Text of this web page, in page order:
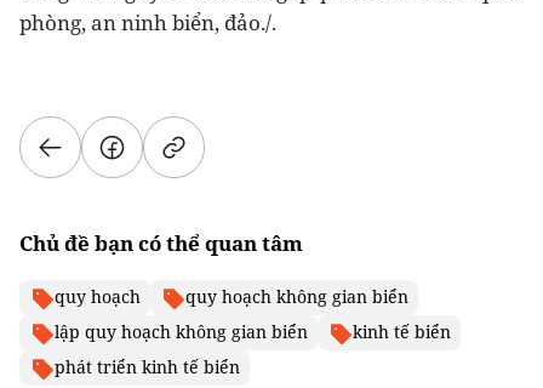
phòng, an ninh biển, đảo./.
Chủ đề bạn có thể quan tâm
quy hoạch
quy hoạch không gian biển
lập quy hoạch không gian biển
kinh tế biển
phát triển kinh tế biển